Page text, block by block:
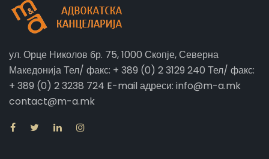
ул. Орце Николов бр. 75, 1000 Скопје, Северна
Македонија Тел/ факс: + 389 (0) 2 3129 240 Тел/ факс:
+ 389 (0) 2 3238 724 E-mail адреси: info@m-a.mk
contact@m-a.mk